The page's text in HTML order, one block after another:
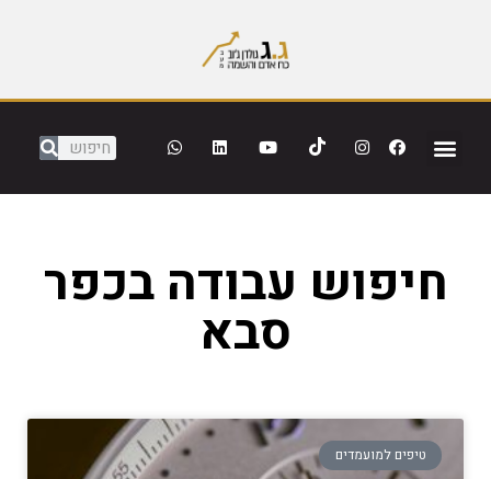
חיפוש עבודה בכפר
סבא
טיפים למועמדים